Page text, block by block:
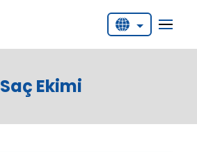
English
Saç Ekimi